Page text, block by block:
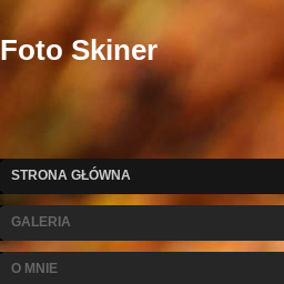
Foto Skiner
STRONA GŁÓWNA
GALERIA
O MNIE